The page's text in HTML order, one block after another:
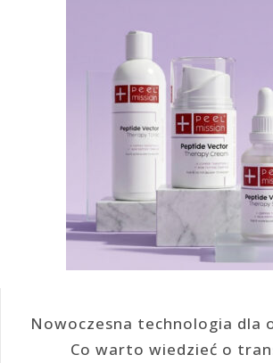
Nowoczesna technologia dla
Co warto wiedzieć o